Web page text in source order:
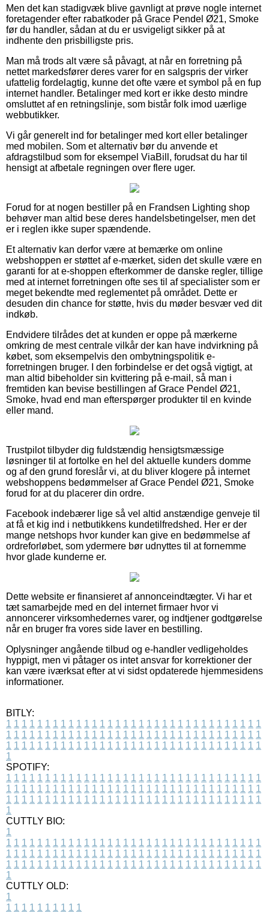
Men det kan stadigvæk blive gavnligt at prøve nogle internet
foretagender efter rabatkoder på Grace Pendel Ø21, Smoke
før du handler, sådan at du er usvigeligt sikker på at
indhente den prisbilligste pris.
Man må trods alt være så påvagt, at når en forretning på
nettet markedsfører deres varer for en salgspris der virker
ufattelig fordelagtig, kunne det ofte være et symbol på en fup
internet handler. Betalinger med kort er ikke desto mindre
omsluttet af en retningslinje, som bistår folk imod uærlige
webbutikker.
Vi går generelt ind for betalinger med kort eller betalinger
med mobilen. Som et alternativ bør du anvende et
afdragstilbud som for eksempel ViaBill, forudsat du har til
hensigt at afbetale regningen over flere uger.
Forud for at nogen bestiller på en Frandsen Lighting shop
behøver man altid bese deres handelsbetingelser, men det
er i reglen ikke super spændende.
Et alternativ kan derfor være at bemærke om online
webshoppen er støttet af e-mærket, siden det skulle være en
garanti for at e-shoppen efterkommer de danske regler, tillige
med at internet forretningen ofte ses til af specialister som er
meget bekendte med reglementet på området. Dette er
desuden din chance for støtte, hvis du møder besvær ved dit
indkøb.
Endvidere tilrådes det at kunden er oppe på mærkerne
omkring de mest centrale vilkår der kan have indvirkning på
købet, som eksempelvis den ombytningspolitik e-
forretningen bruger. I den forbindelse er det også vigtigt, at
man altid bibeholder sin kvittering på e-mail, så man i
fremtiden kan bevise bestillingen af Grace Pendel Ø21,
Smoke, hvad end man efterspørger produkter til en kvinde
eller mand.
Trustpilot tilbyder dig fuldstændig hensigtsmæssige
løsninger til at fortolke en hel del aktuelle kunders domme
og af den grund foreslår vi, at du bliver klogere på internet
webshoppens bedømmelser af Grace Pendel Ø21, Smoke
forud for at du placerer din ordre.
Facebook indebærer lige så vel altid anstændige genveje til
at få et kig ind i netbutikkens kundetilfredshed. Her er der
mange netshops hvor kunder kan give en bedømmelse af
ordreforløbet, som ydermere bør udnyttes til at fornemme
hvor glade kunderne er.
Dette website er finansieret af annonceindtægter. Vi har et
tæt samarbejde med en del internet firmaer hvor vi
annoncerer virksomhedernes varer, og indtjener godtgørelse
når en bruger fra vores side laver en bestilling.
Oplysninger angående tilbud og e-handler vedligeholdes
hyppigt, men vi påtager os intet ansvar for korrektioner der
kan være iværksat efter at vi sidst opdaterede hjemmesidens
informationer.
BITLY:
1 1 1 1 1 1 1 1 1 1 1 1 1 1 1 1 1 1 1 1 1 1 1 1 1 1 1 1 1 1 1 1 1
1 1 1 1 1 1 1 1 1 1 1 1 1 1 1 1 1 1 1 1 1 1 1 1 1 1 1 1 1 1 1 1 1
1 1 1 1 1 1 1 1 1 1 1 1 1 1 1 1 1 1 1 1 1 1 1 1 1 1 1 1 1 1 1 1 1
1
SPOTIFY:
1 1 1 1 1 1 1 1 1 1 1 1 1 1 1 1 1 1 1 1 1 1 1 1 1 1 1 1 1 1 1 1 1
1 1 1 1 1 1 1 1 1 1 1 1 1 1 1 1 1 1 1 1 1 1 1 1 1 1 1 1 1 1 1 1 1
1 1 1 1 1 1 1 1 1 1 1 1 1 1 1 1 1 1 1 1 1 1 1 1 1 1 1 1 1 1 1 1 1
1
CUTTLY BIO:
1
1 1 1 1 1 1 1 1 1 1 1 1 1 1 1 1 1 1 1 1 1 1 1 1 1 1 1 1 1 1 1 1 1
1 1 1 1 1 1 1 1 1 1 1 1 1 1 1 1 1 1 1 1 1 1 1 1 1 1 1 1 1 1 1 1 1
1 1 1 1 1 1 1 1 1 1 1 1 1 1 1 1 1 1 1 1 1 1 1 1 1 1 1 1 1 1 1 1 1
1
CUTTLY OLD:
1
1 1 1 1 1 1 1 1 1 1